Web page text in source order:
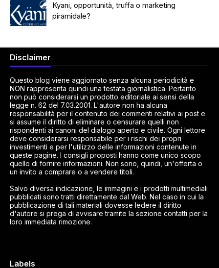
Kyani, opportunità, truffa o marketing
piramidale?
Disclaimer
Questo blog viene aggiornato senza alcuna periodicità e
NON rappresenta quindi una testata giornalistica. Pertanto
non può considerarsi un prodotto editoriale ai sensi della
legge n. 62 del 7.03.2001. L'autore non ha alcuna
responsabilità per il contenuto dei commenti relativi ai post e
si assume il diritto di eliminare o censurare quelli non
rispondenti ai canoni del dialogo aperto e civile. Ogni lettore
deve considerarsi responsabile per i rischi dei propri
investimenti e per l'utilizzo delle informazioni contenute in
queste pagine. I consigli proposti hanno come unico scopo
quello di fornire informazioni. Non sono, quindi, un'offerta o
un invito a comprare o a vendere titoli.
Salvo diversa indicazione, le immagini e i prodotti multimediali
pubblicati sono tratti direttamente dal Web. Nel caso in cui la
pubblicazione di tali materiali dovesse ledere il diritto
d'autore si prega di avvisare tramite la sezione contatti per la
loro immediata rimozione.
Labels